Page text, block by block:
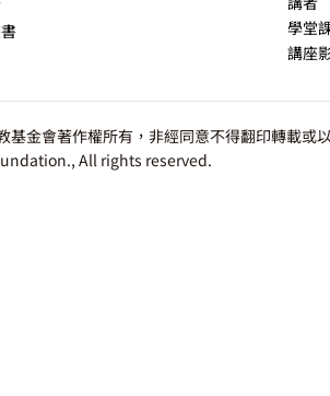
學堂
講座
基金會著作權所有，非經同意不得翻印轉載或
All rights reserved.